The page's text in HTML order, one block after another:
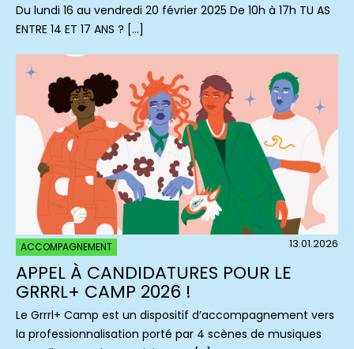
Du lundi 16 au vendredi 20 février 2025 De 10h à 17h TU AS
ENTRE 14 ET 17 ANS ? […]
ACCOMPAGNEMENT 13.01.2026
APPEL À CANDIDATURES POUR LE
GRRRL+ CAMP 2026 !
Le Grrrl+ Camp est un dispositif d’accompagnement vers
la professionnalisation porté par 4 scènes de musiques